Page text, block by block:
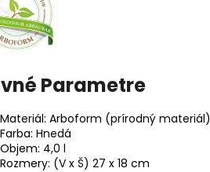
Parametre
Materiál: Arboform (prírodný materiál)
Farba: Hnedá
Objem: 4,0 l
Rozmery: (V x Š) 27 x 18 cm